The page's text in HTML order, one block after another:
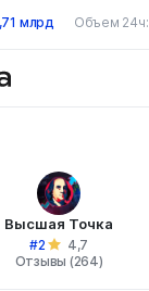
млрд Объем 24ч:
Высшая Точка
#2
4,7
Отзывы (264)